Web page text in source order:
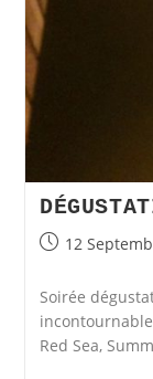
Post12
Soirée
Red Sea,